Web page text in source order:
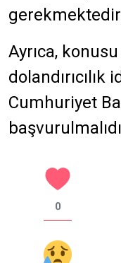
Ayrıca,
Cumhuriyet
0